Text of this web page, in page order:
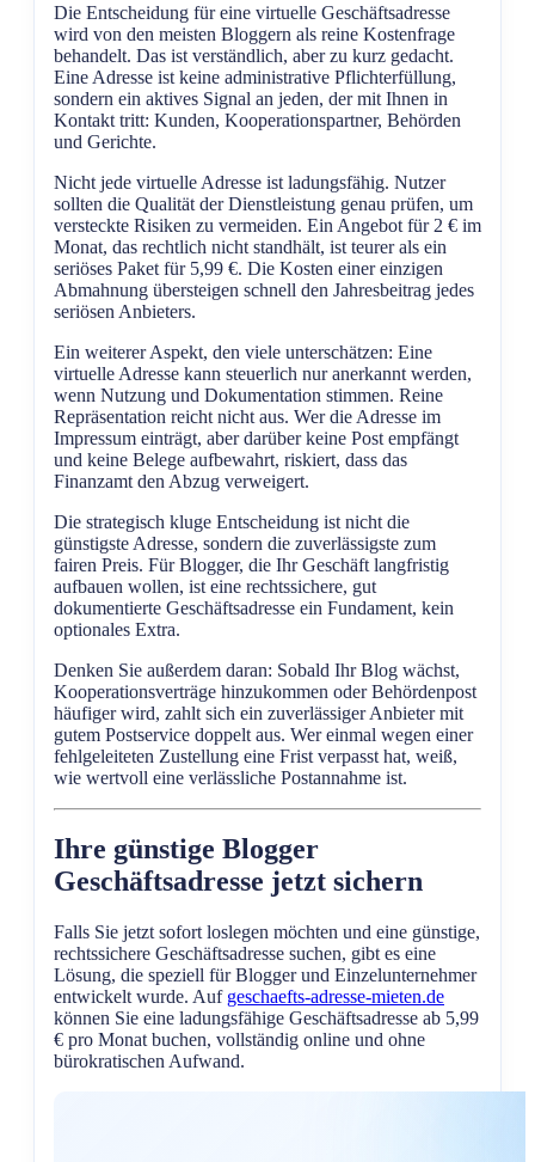
Die Entscheidung für eine virtuelle Geschäftsadresse
wird von den meisten Bloggern als reine Kostenfrage
behandelt. Das ist verständlich, aber zu kurz gedacht.
Eine Adresse ist keine administrative Pflichterfüllung,
sondern ein aktives Signal an jeden, der mit Ihnen in
Kontakt tritt: Kunden, Kooperationspartner, Behörden
und Gerichte.
Nicht jede virtuelle Adresse ist ladungsfähig. Nutzer
sollten die Qualität der Dienstleistung genau prüfen, um
versteckte Risiken zu vermeiden. Ein Angebot für 2 € im
Monat, das rechtlich nicht standhält, ist teurer als ein
seriöses Paket für 5,99 €. Die Kosten einer einzigen
Abmahnung übersteigen schnell den Jahresbeitrag jedes
seriösen Anbieters.
Ein weiterer Aspekt, den viele unterschätzen: Eine
virtuelle Adresse kann steuerlich nur anerkannt werden,
wenn Nutzung und Dokumentation stimmen. Reine
Repräsentation reicht nicht aus. Wer die Adresse im
Impressum einträgt, aber darüber keine Post empfängt
und keine Belege aufbewahrt, riskiert, dass das
Finanzamt den Abzug verweigert.
Die strategisch kluge Entscheidung ist nicht die
günstigste Adresse, sondern die zuverlässigste zum
fairen Preis. Für Blogger, die Ihr Geschäft langfristig
aufbauen wollen, ist eine rechtssichere, gut
dokumentierte Geschäftsadresse ein Fundament, kein
optionales Extra.
Denken Sie außerdem daran: Sobald Ihr Blog wächst,
Kooperationsverträge hinzukommen oder Behördenpost
häufiger wird, zahlt sich ein zuverlässiger Anbieter mit
gutem Postservice doppelt aus. Wer einmal wegen einer
fehlgeleiteten Zustellung eine Frist verpasst hat, weiß,
wie wertvoll eine verlässliche Postannahme ist.
Ihre günstige Blogger
Geschäftsadresse jetzt sichern
Falls Sie jetzt sofort loslegen möchten und eine günstige,
rechtssichere Geschäftsadresse suchen, gibt es eine
Lösung, die speziell für Blogger und Einzelunternehmer
entwickelt wurde. Auf geschaefts-adresse-mieten.de
können Sie eine ladungsfähige Geschäftsadresse ab 5,99
€ pro Monat buchen, vollständig online und ohne
bürokratischen Aufwand.